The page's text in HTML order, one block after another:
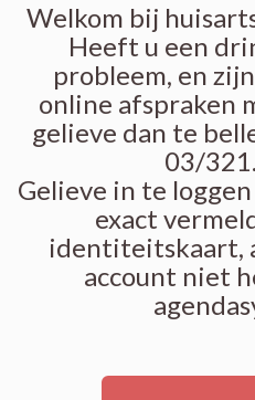
Welkom bij
Heeft u een
probleem, en
online afspraken
gelieve dan te
03/
Gelieve in te
exact
identiteitskaart,
account niet